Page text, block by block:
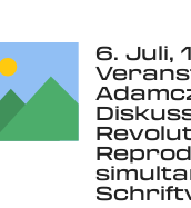
6. Juli,